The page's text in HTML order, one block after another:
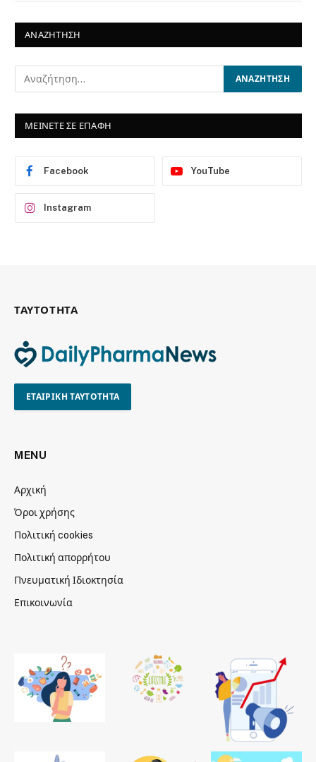
ΑΝΑΖΗΤΗΣΗ
ΜΕΙΝΕΤΕ ΣΕ ΕΠΑΦΗ
Facebook YouTube
Instagram
ΤΑΥΤΟΤΗΤΑ
ΕΤΑΙΡΙΚΗ ΤΑΥΤΟΤΗΤΑ
MENU
Αρχική
Όροι χρήσης
Πολιτική cookies
Πολιτική απορρήτου
Πνευματική Ιδιοκτησία
Επικοινωνία